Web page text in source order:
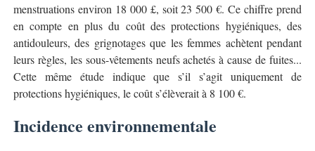
menstruations environ 18 000 £, soit 23 500 €. Ce chiffre prend
en compte en plus du coût des protections hygiéniques, des
antidouleurs, des grignotages que les femmes achètent pendant
leurs règles, les sous-vêtements neufs achetés à cause de fuites...
Cette même étude indique que s’il s’agit uniquement de
protections hygiéniques, le coût s’élèverait à 8 100 €.
Incidence environnementale